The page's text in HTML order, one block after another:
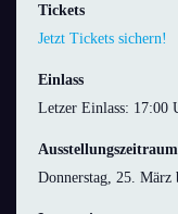
Tickets
Jetzt Tickets sichern!
Einlass
Letzer Einlass: 17:00
Ausstellungszeitraum
Donnerstag, 25. März